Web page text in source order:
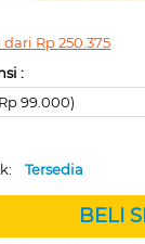
dari Rp250.375
:
99.000)
Tersedia
BELI